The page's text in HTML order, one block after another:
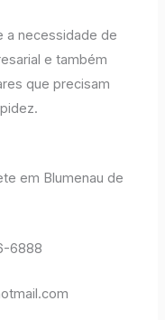
a necessidade de
e também
que precisam
em Blumenau de
6888